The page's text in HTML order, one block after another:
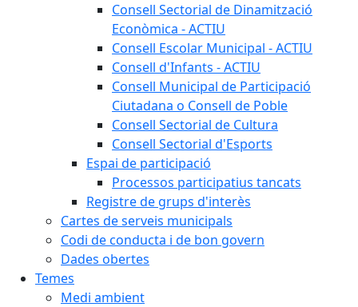
Consell Sectorial de Dinamització
Econòmica - ACTIU
Consell Escolar Municipal - ACTIU
Consell d'Infants - ACTIU
Consell Municipal de Participació
Ciutadana o Consell de Poble
Consell Sectorial de Cultura
Consell Sectorial d'Esports
Espai de participació
Processos participatius tancats
Registre de grups d'interès
Cartes de serveis municipals
Codi de conducta i de bon govern
Dades obertes
Temes
Medi ambient